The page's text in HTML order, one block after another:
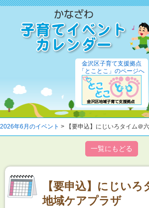
金沢区子育て支援拠点
「とことこ」のページへ
2026年6月のイベント > 【要申込】にじいろタイム＠
一覧にもどる
【要申込】にじい
地域ケアプラザ